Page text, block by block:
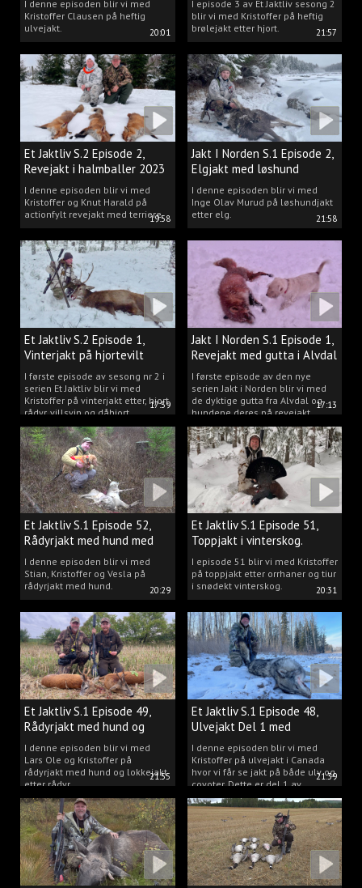
20:01
I denne episoden blir vi med
Kristoffer Clausen på heftig
ulvejakt.
21:57
I episode 3 av Et Jaktliv sesong 2
blir vi med Kristoffer på heftig
brølejakt etter hjort.
19:58
Et Jaktliv S.2 Episode 2,
Revejakt i halmballer 2023
I denne episoden blir vi med
Kristoffer og Knut Harald på
actionfylt revejakt med terriere.
21:58
Jakt I Norden S.1 Episode 2,
Elgjakt med løshund
I denne episoden blir vi med
Inge Olav Murud på løshundjakt
etter elg.
17:59
Et Jaktliv S.2 Episode 1,
Vinterjakt på hjortevilt
I første episode av sesong nr 2 i
serien Et Jaktliv blir vi med
Kristoffer på vinterjakt etter, hjort,
rådyr, villsvin og dåhjort.
17:13
Jakt I Norden S.1 Episode 1,
Revejakt med gutta i Alvdal
I første episode av den nye
serien Jakt i Norden blir vi med
de dyktige gutta fra Alvdal og
hundene deres på revejakt.
20:29
Et Jaktliv S.1 Episode 52,
Rådyrjakt med hund med
Stian, Kristoffer og Vesla
I denne episoden blir vi med
Stian, Kristoffer og Vesla på
rådyrjakt med hund.
20:31
Et Jaktliv S.1 Episode 51,
Toppjakt i vinterskog.
I episode 51 blir vi med Kristoffer
på toppjakt etter orrhaner og tiur
i snødekt vinterskog.
21:55
Et Jaktliv S.1 Episode 49,
Rådyrjakt med hund og
lokkejakt.
I denne episoden blir vi med
Lars Ole og Kristoffer på
rådyrjakt med hund og lokkejakt
etter rådyr.
21:39
Et Jaktliv S.1 Episode 48,
Ulvejakt Del 1 med
Kristoffer Clausen.
I denne episoden blir vi med
Kristoffer på ulvejakt i Canada
hvor vi får se jakt på både ulv og
coyoter. Dette er del 1 av
ulvejakten.